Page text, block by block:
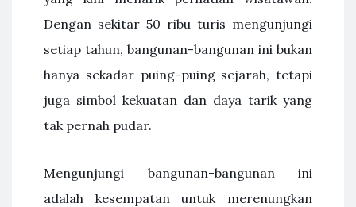
Dengan sekitar 50 ribu turis mengunjungi
setiap tahun, bangunan-bangunan ini bukan
hanya sekadar puing-puing sejarah, tetapi
juga simbol kekuatan dan daya tarik yang
tak pernah pudar.
Mengunjungi bangunan-bangunan ini
adalah kesempatan untuk merenungkan